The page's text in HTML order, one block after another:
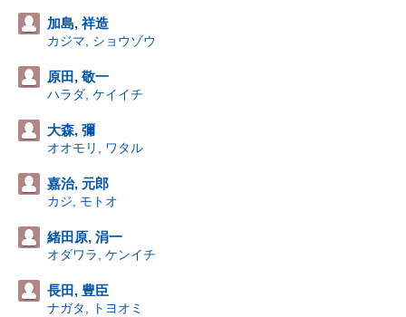
加島, 祥造
カジマ, ショウゾウ
原田, 敬一
ハラダ, ケイイチ
大森, 彌
オオモリ, ワタル
嘉治, 元郎
カジ, モトオ
緒田原, 涓一
オダワラ, ケンイチ
長田, 豊臣
ナガタ, トヨオミ